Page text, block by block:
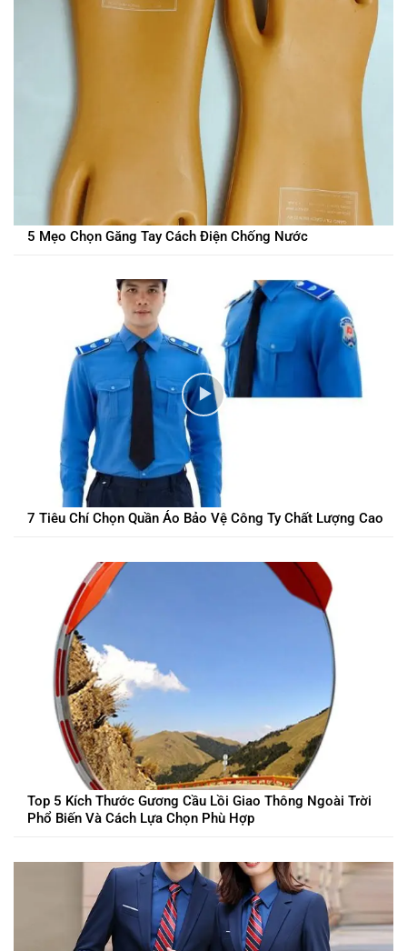
5 Mẹo Chọn Găng Tay Cách Điện Chống Nước
7 Tiêu Chí Chọn Quần Áo Bảo Vệ Công Ty Chất Lượng Cao
Top 5 Kích Thước Gương Cầu Lồi Giao Thông Ngoài Trời
Phổ Biến Và Cách Lựa Chọn Phù Hợp